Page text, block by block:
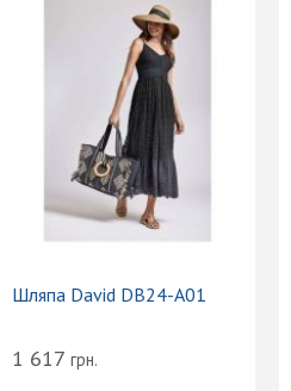
Шляпа David DB24-A01
1 617 грн.